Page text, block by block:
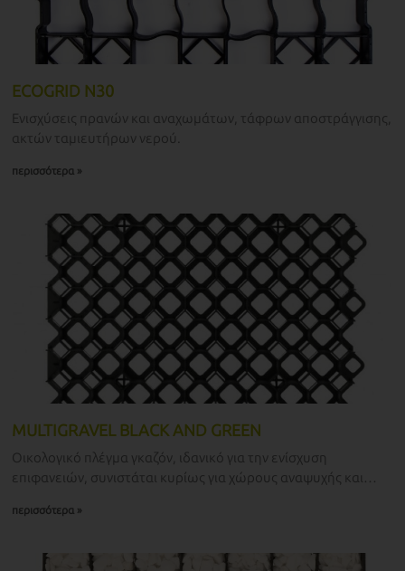
ECOGRID N30
Ενισχύσεις πρανών και αναχωμάτων, τάφρων αποστράγγισης,
ακτών ταμιευτήρων νερού.
περισσότερα »
MULTIGRAVEL BLACK AND GREEN
Οικολογικό πλέγμα γκαζόν, ιδανικό για την ενίσχυση
επιφανειών, συνιστάται κυρίως για χώρους αναψυχής και
περισσότερα »